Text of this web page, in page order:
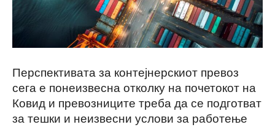
Перспективата за контејнерскиот превоз
сега е понеизвесна отколку на почетокот на
Ковид и превозниците треба да се подготват
за тешки и неизвесни услови за работење